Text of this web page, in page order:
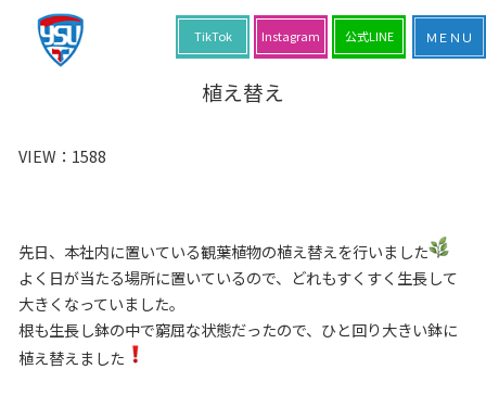
植え替え
VIEW： 1588
先日、本社内に置いている観葉植物の植え替えを行いました
よく日が当たる場所に置いているので、どれもすくすく生長して
大きくなっていました。
根も生長し鉢の中で窮屈な状態だったので、ひと回り大きい鉢に
植え替えました
公式LINE
Instagram
TikTok